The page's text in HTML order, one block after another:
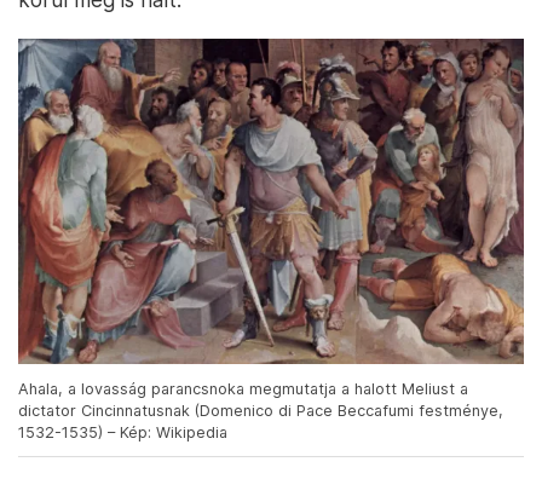
Ahala, a lovasság parancsnoka megmutatja a halott Meliust a
dictator Cincinnatusnak (Domenico di Pace Beccafumi festménye,
1532-1535) – Kép: Wikipedia